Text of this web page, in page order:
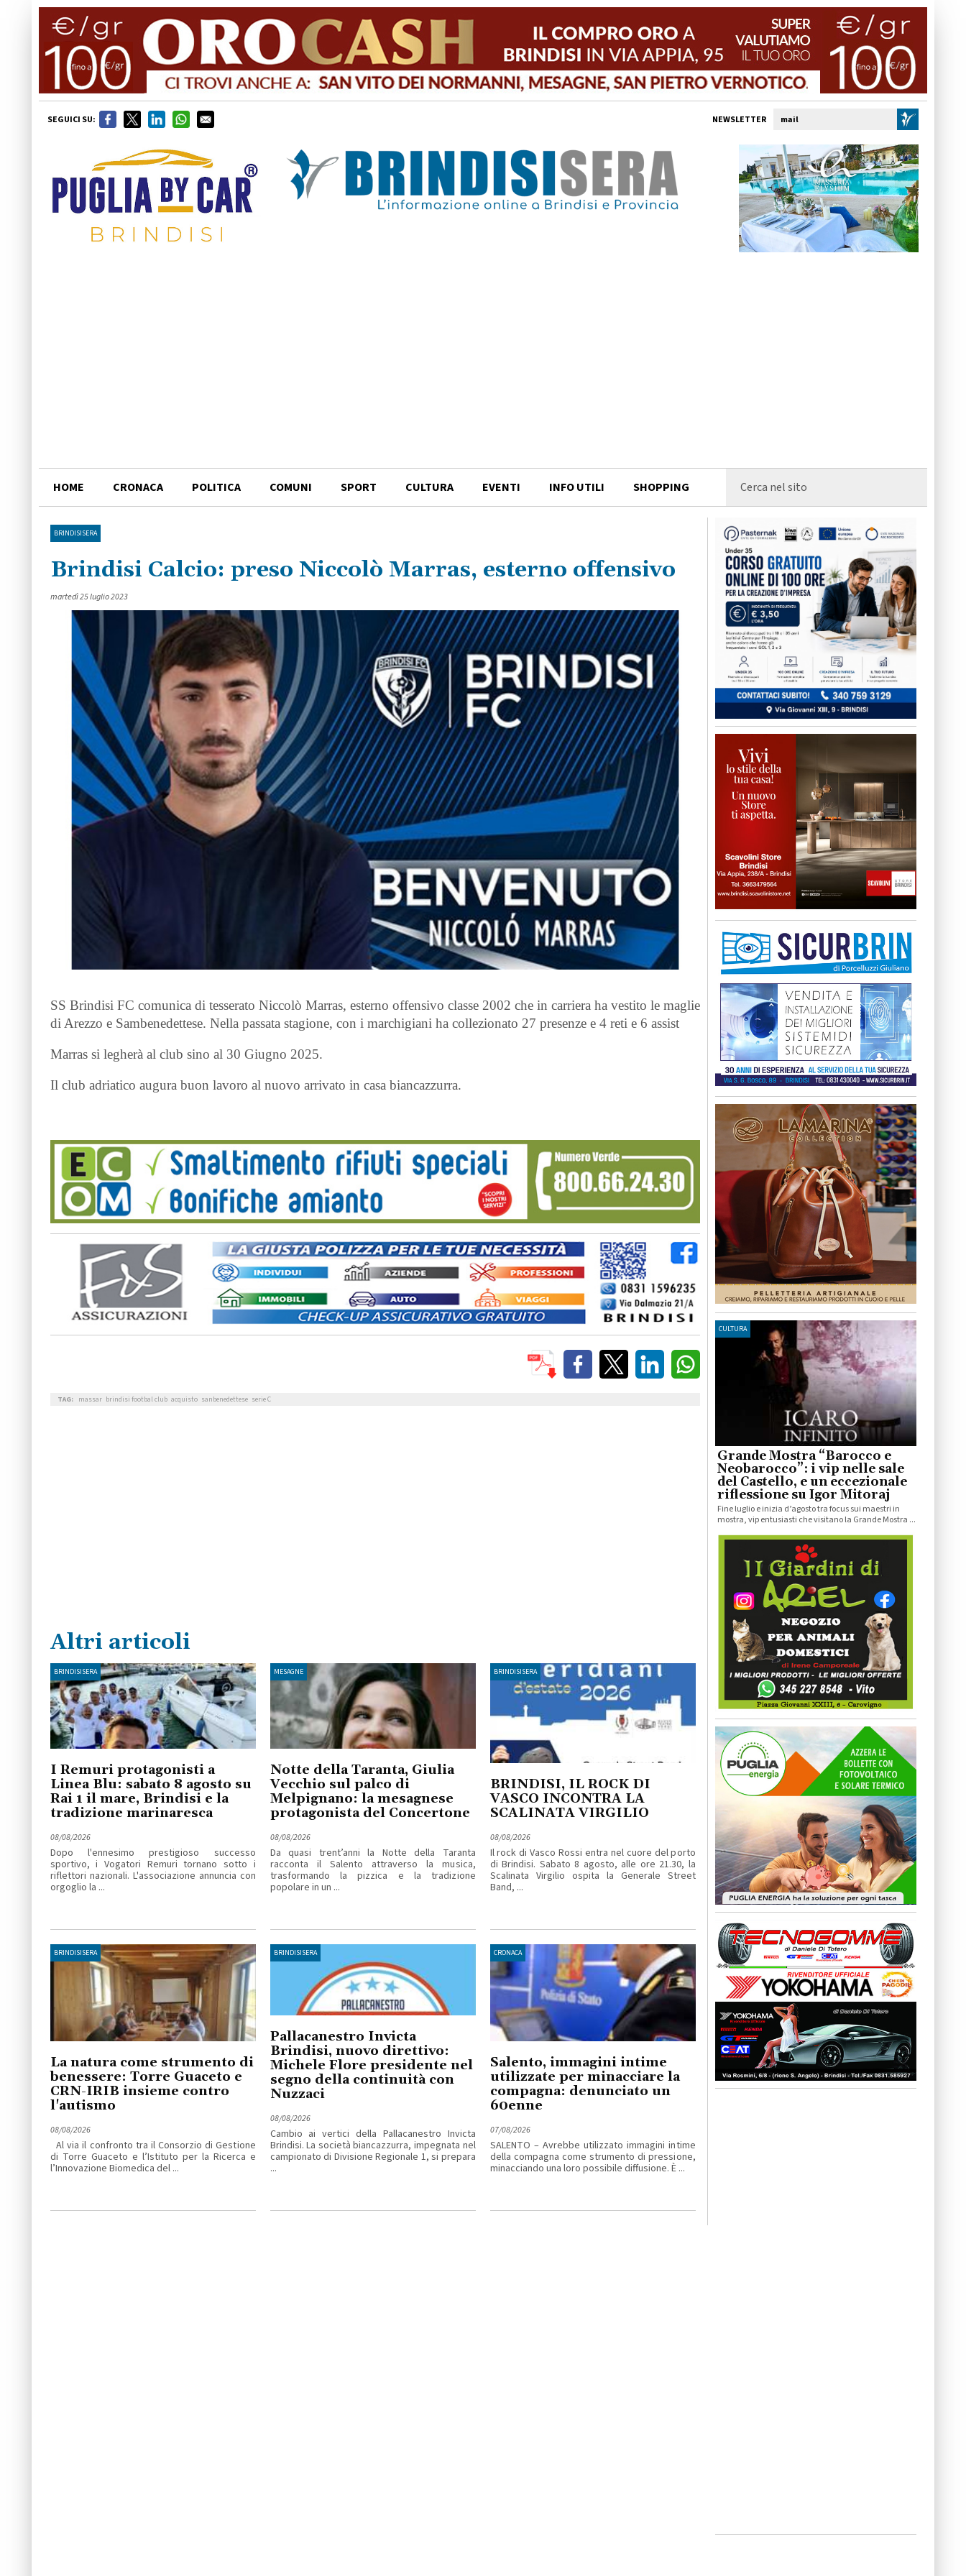
SEGUICI SU: NEWSLETTER
HOME CRONACA POLITICA COMUNI SPORT CULTURA EVENTI INFO UTILI SHOPPING
BRINDISISERA
Brindisi Calcio: preso Niccolò Marras, esterno offensivo
martedì 25 luglio 2023
SS Brindisi FC comunica di tesserato Niccolò Marras, esterno offensivo classe 2002 che in carriera ha vestito le maglie
di Arezzo e Sambenedettese. Nella passata stagione, con i marchigiani ha collezionato 27 presenze e 4 reti e 6 assist
Marras si legherà al club sino al 30 Giugno 2025.
Il club adriatico augura buon lavoro al nuovo arrivato in casa biancazzurra.
TAG: massar brindisi footbal club acquisto sanbenedettese serie C
Altri articoli
BRINDISISERA
I Remuri protagonisti a
Linea Blu: sabato 8 agosto su
Rai 1 il mare, Brindisi e la
tradizione marinaresca
08/08/2026
Dopo l'ennesimo prestigioso successo
sportivo, i Vogatori Remuri tornano sotto i
riflettori nazionali. L'associazione annuncia con
orgoglio la ...
MESAGNE
Notte della Taranta, Giulia
Vecchio sul palco di
Melpignano: la mesagnese
protagonista del Concertone
08/08/2026
Da quasi trent’anni la Notte della Taranta
racconta il Salento attraverso la musica,
trasformando la pizzica e la tradizione
popolare in un ...
BRINDISISERA
BRINDISI, IL ROCK DI
VASCO INCONTRA LA
SCALINATA VIRGILIO
08/08/2026
Il rock di Vasco Rossi entra nel cuore del porto
di Brindisi. Sabato 8 agosto, alle ore 21.30, la
Scalinata Virgilio ospita la Generale Street
Band, ...
BRINDISISERA
La natura come strumento di
benessere: Torre Guaceto e
CRN-IRIB insieme contro
l'autismo
08/08/2026
Al via il confronto tra il Consorzio di Gestione
di Torre Guaceto e l’Istituto per la Ricerca e
l’Innovazione Biomedica del ...
BRINDISISERA
Pallacanestro Invicta
Brindisi, nuovo direttivo:
Michele Flore presidente nel
segno della continuità con
Nuzzaci
08/08/2026
Cambio ai vertici della Pallacanestro Invicta
Brindisi. La società biancazzurra, impegnata nel
campionato di Divisione Regionale 1, si prepara
...
CRONACA
Salento, immagini intime
utilizzate per minacciare la
compagna: denunciato un
60enne
07/08/2026
SALENTO – Avrebbe utilizzato immagini intime
della compagna come strumento di pressione,
minacciando una loro possibile diffusione. È ...
CULTURA
Grande Mostra “Barocco e
Neobarocco”: i vip nelle sale
del Castello, e un eccezionale
riflessione su Igor Mitoraj
Fine luglio e inizia d’agosto tra focus sui maestri in
mostra, vip entusiasti che visitano la Grande Mostra ...